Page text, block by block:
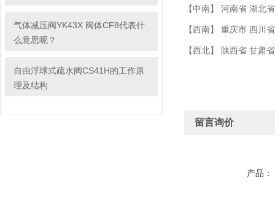
气体减压阀YK43X 阀体CF8代表什
么意思呢？
自由浮球式疏水阀CS41H的工作原
理及结构
【中南】 河南省 湖北
【西南】 重庆市 四川
【西北】 陕西省 甘肃
留言询价
产品：